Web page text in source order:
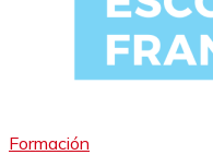
Formación